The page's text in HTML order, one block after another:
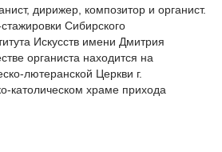
дирижер, композитор и органист.
Сибирского
Искусств имени Дмитрия
органиста находится на
лютеранской Церкви г.
католическом храме прихода